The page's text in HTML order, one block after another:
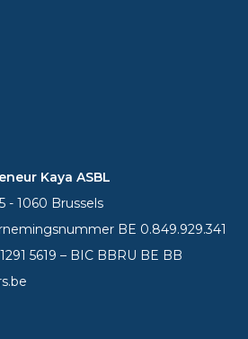
Kaya ASBL
- 1060 Brussels
BE 0.849.929.341
5619 – BIC BBRU BE BB